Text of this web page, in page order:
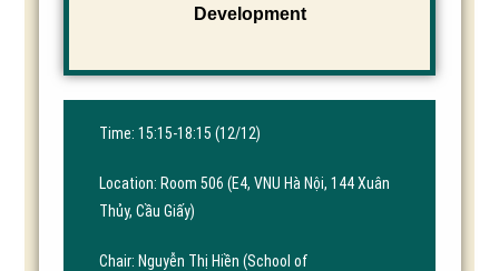
Development
Time: 15:15-18:15 (12/12)
Location: Room 506 (E4, VNU Hà Nội, 144 Xuân
Thủy, Cầu Giấy)
Chair: Nguyễn Thị Hiền (School of